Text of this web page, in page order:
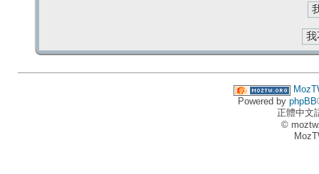
Powered by phpBB
正體中文
©